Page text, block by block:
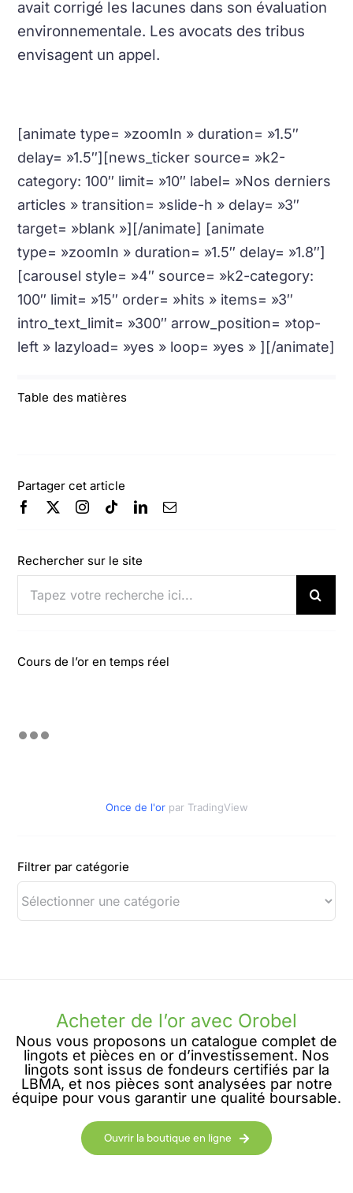
Table des matières
Partager cet article
Rechercher sur le site
Cours de l’or en temps réel
Once de l'or par TradingView
Filtrer par catégorie
avait corrigé les lacunes dans son évaluation
environnementale. Les avocats des tribus
envisagent un appel.
[animate type= »zoomIn » duration= »1.5″
delay= »1.5″][news_ticker source= »k2-
category: 100″ limit= »10″ label= »Nos derniers
articles » transition= »slide-h » delay= »3″
target= »blank »][/animate] [animate
type= »zoomIn » duration= »1.5″ delay= »1.8″]
[carousel style= »4″ source= »k2-category:
100″ limit= »15″ order= »hits » items= »3″
intro_text_limit= »300″ arrow_position= »top-
left » lazyload= »yes » loop= »yes » ][/animate]
Acheter de l’or avec Orobel
Nous vous proposons un catalogue complet de
lingots et pièces en or d’investissement. Nos
lingots sont issus de fondeurs certifiés par la
LBMA, et nos pièces sont analysées par notre
équipe pour vous garantir une qualité boursable.
Ouvrir la boutique en ligne